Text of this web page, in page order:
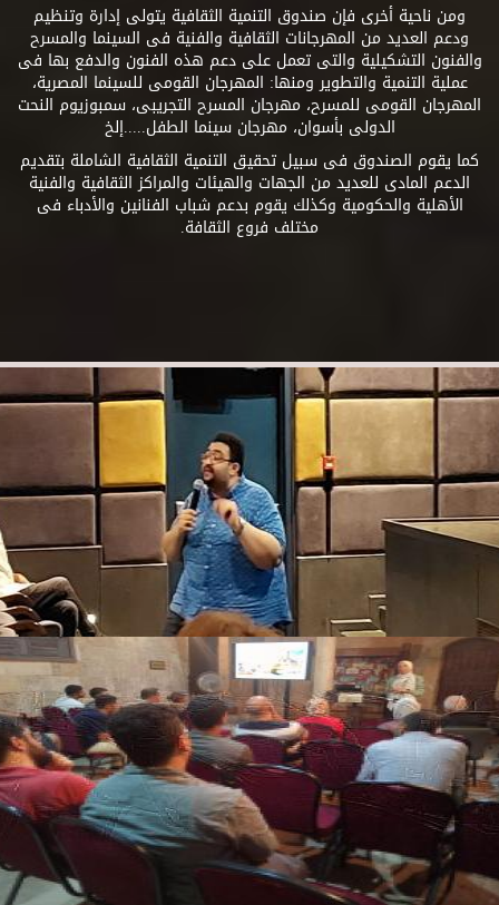
ومن ناحية أخرى فإن صندوق التنمية الثقافية يتولى إدارة وتنظيم
ودعم العديد من المهرجانات الثقافية والفنية فى السينما والمسرح
والفنون التشكيلية والتى تعمل على دعم هذه الفنون والدفع بها فى
عملية التنمية والتطوير ومنها: المهرجان القومى للسينما المصرية،
المهرجان القومى للمسرح، مهرجان المسرح التجريبى، سمبوزيوم النحت
الدولى بأسوان، مهرجان سينما الطفل.....إلخ
كما يقوم الصندوق فى سبيل تحقيق التنمية الثقافية الشاملة بتقديم
الدعم المادى للعديد من الجهات والهيئات والمراكز الثقافية والفنية
الأهلية والحكومية وكذلك يقوم بدعم شباب الفنانين والأدباء فى
مختلف فروع الثقافة.